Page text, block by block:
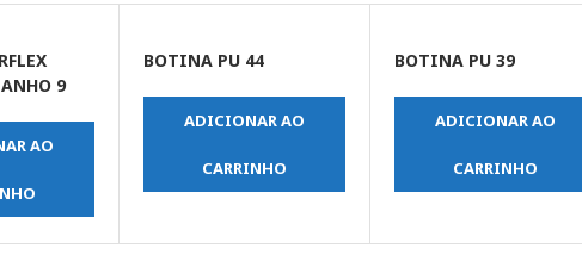
9
AO
BOTINA PU 44
ADICIONAR AO
CARRINHO
BOTINA PU 39
ADICIONAR AO
CARRINHO